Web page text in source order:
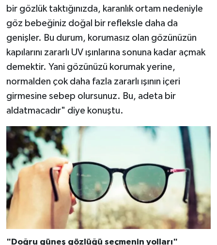
bir gözlük taktığınızda, karanlık ortam nedeniyle
göz bebeğiniz doğal bir refleksle daha da
genişler. Bu durum, korumasız olan gözünüzün
kapılarını zararlı UV ışınlarına sonuna kadar açmak
demektir. Yani gözünüzü korumak yerine,
normalden çok daha fazla zararlı ışının içeri
girmesine sebep olursunuz. Bu, adeta bir
aldatmacadır" diye konuştu.
"Doğru güneş gözlüğü seçmenin yolları"